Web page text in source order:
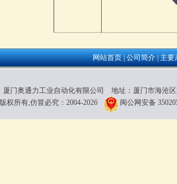
网站首页|公司简介|主要
厦门奥通力工业自动化有限公司 地址：厦门市海沧区
版权所有,仿冒必究：2004-2026
闽公网安备